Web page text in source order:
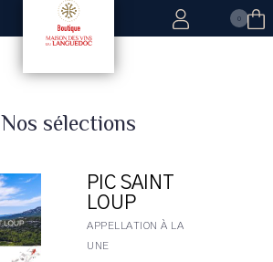
0
Nos sélections
PIC SAINT
LOUP
APPELLATION À LA
UNE